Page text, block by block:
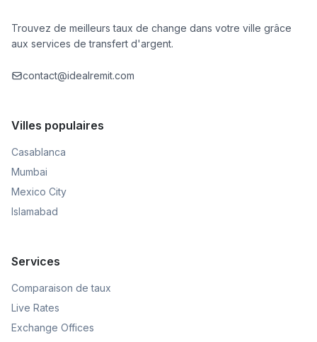
Trouvez de meilleurs taux de change dans votre ville grâce
aux services de transfert d'argent.
contact@idealremit.com
Villes populaires
Casablanca
Mumbai
Mexico City
Islamabad
Services
Comparaison de taux
Live Rates
Exchange Offices